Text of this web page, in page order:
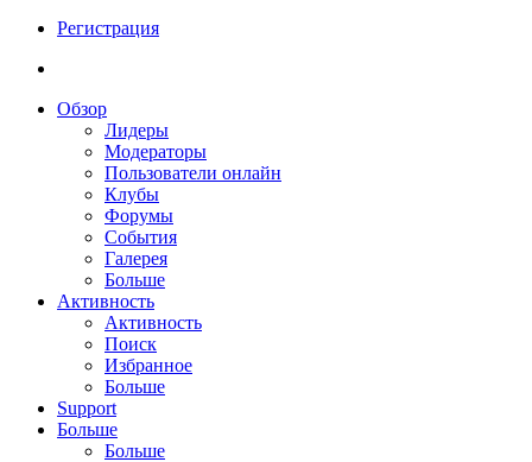
Регистрация
Обзор
Лидеры
Модераторы
Пользователи онлайн
Клубы
Форумы
События
Галерея
Больше
Активность
Активность
Поиск
Избранное
Больше
Support
Больше
Больше